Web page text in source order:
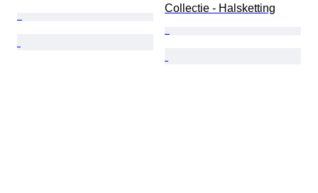
Collectie - Halsketting